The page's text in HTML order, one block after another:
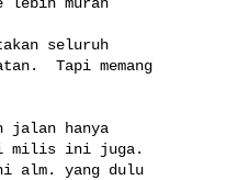
seluruh
Tapi memang
jalan hanya
di milis ini juga.
alm. yang dulu